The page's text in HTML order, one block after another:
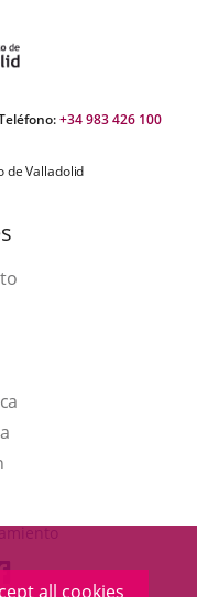
all cookies
+34 983 426 100
de Valladolid
LINK